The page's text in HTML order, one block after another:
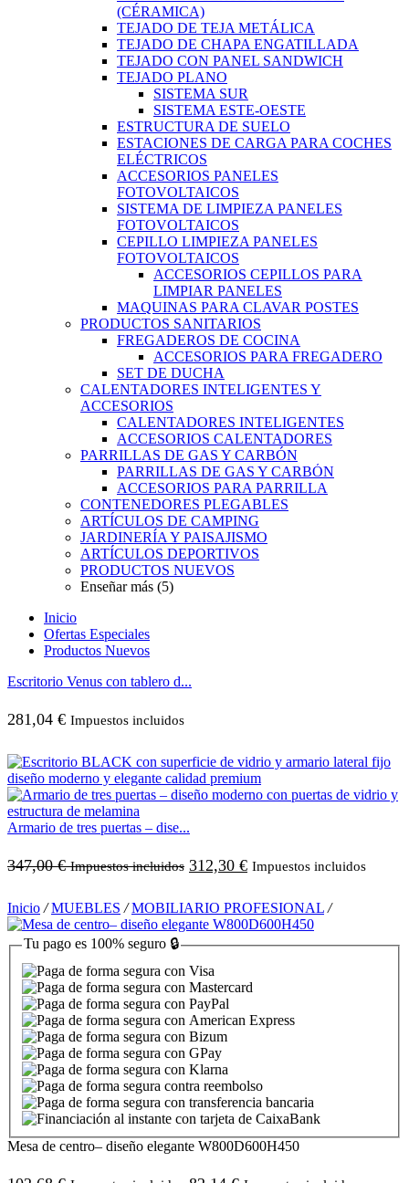
(CÉRAMICA)
TEJADO DE TEJA METÁLICA
TEJADO DE CHAPA ENGATILLADA
TEJADO CON PANEL SANDWICH
TEJADO PLANO
SISTEMA SUR
SISTEMA ESTE-OESTE
ESTRUCTURA DE SUELO
ESTACIONES DE CARGA PARA COCHES
ELÉCTRICOS
ACCESORIOS PANELES
FOTOVOLTAICOS
SISTEMA DE LIMPIEZA PANELES
FOTOVOLTAICOS
CEPILLO LIMPIEZA PANELES
FOTOVOLTAICOS
ACCESORIOS CEPILLOS PARA
LIMPIAR PANELES
MAQUINAS PARA CLAVAR POSTES
PRODUCTOS SANITARIOS
FREGADEROS DE COCINA
ACCESORIOS PARA FREGADERO
SET DE DUCHA
CALENTADORES INTELIGENTES Y
ACCESORIOS
CALENTADORES INTELIGENTES
ACCESORIOS CALENTADORES
PARRILLAS DE GAS Y CARBÓN
PARRILLAS DE GAS Y CARBÓN
ACCESORIOS PARA PARRILLA
CONTENEDORES PLEGABLES
ARTÍCULOS DE CAMPING
JARDINERÍA Y PAISAJISMO
ARTÍCULOS DEPORTIVOS
PRODUCTOS NUEVOS
Enseñar más (5)
Inicio
Ofertas Especiales
Productos Nuevos
Escritorio Venus con tablero d...
281,04 € Impuestos incluidos
Armario de tres puertas – dise...
347,00€ Impuestos incluidos 312,30 € Impuestos incluidos
Inicio / MUEBLES / MOBILIARIO PROFESIONAL /
Tu pago es 100% seguro 🔒
Mesa de centro– diseño elegante W800D600H450